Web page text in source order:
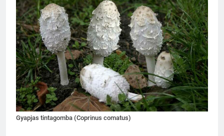
Gyapjas tintagomba (Coprinus comatus)